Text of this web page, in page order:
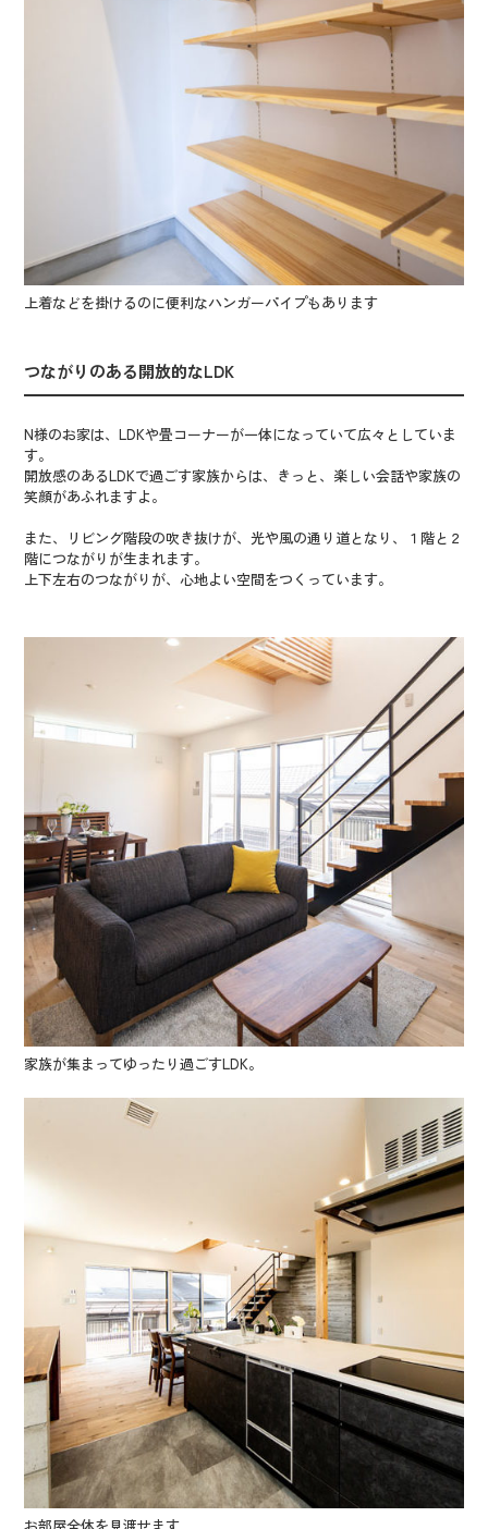
上着などを掛けるのに便利なハンガーパイプもあります
つながりのある開放的なLDK
N様のお家は、LDKや畳コーナーが一体になっていて広々としていま
す。
開放感のあるLDKで過ごす家族からは、きっと、楽しい会話や家族の
笑顔があふれますよ。
また、リビング階段の吹き抜けが、光や風の通り道となり、１階と２
階につながりが生まれます。
上下左右のつながりが、心地よい空間をつくっています。
家族が集まってゆったり過ごすLDK。